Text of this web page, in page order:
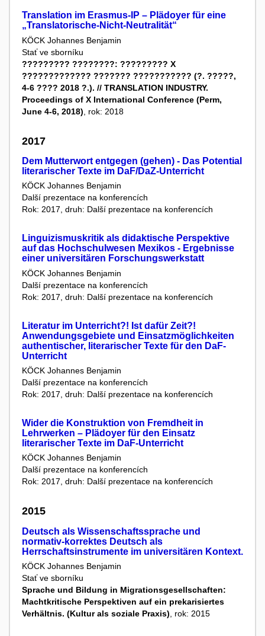
Translation im Erasmus-IP – Plädoyer für eine
„Translatorische-Nicht-Neutralität“
KÖCK Johannes Benjamin
Stať ve sborníku
????????? ????????: ????????? X
????????????? ??????? ??????????? (?. ?????,
4-6 ???? 2018 ?.). // TRANSLATION INDUSTRY.
Proceedings of X International Conference (Perm,
June 4-6, 2018) , rok: 2018
2017
Dem Mutterwort entgegen (gehen) - Das Potential
literarischer Texte im DaF/DaZ-Unterricht
KÖCK Johannes Benjamin
Další prezentace na konferencích
Rok: 2017, druh: Další prezentace na konferencích
Linguizismuskritik als didaktische Perspektive
auf das Hochschulwesen Mexikos - Ergebnisse
einer universitären Forschungswerkstatt
KÖCK Johannes Benjamin
Další prezentace na konferencích
Rok: 2017, druh: Další prezentace na konferencích
Literatur im Unterricht?! Ist dafür Zeit?!
Anwendungsgebiete und Einsatzmöglichkeiten
authentischer, literarischer Texte für den DaF-
Unterricht
KÖCK Johannes Benjamin
Další prezentace na konferencích
Rok: 2017, druh: Další prezentace na konferencích
Wider die Konstruktion von Fremdheit in
Lehrwerken – Plädoyer für den Einsatz
literarischer Texte im DaF-Unterricht
KÖCK Johannes Benjamin
Další prezentace na konferencích
Rok: 2017, druh: Další prezentace na konferencích
2015
Deutsch als Wissenschaftssprache und
normativ-korrektes Deutsch als
Herrschaftsinstrumente im universitären Kontext.
KÖCK Johannes Benjamin
Stať ve sborníku
Sprache und Bildung in Migrationsgesellschaften:
Machtkritische Perspektiven auf ein prekarisiertes
Verhältnis. (Kultur als soziale Praxis) , rok: 2015